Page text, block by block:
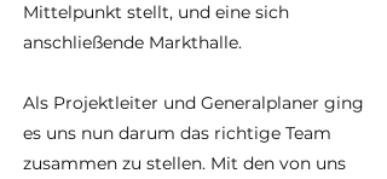
Mittelpunkt stellt, und eine sich
anschließende Markthalle.
Als Projektleiter und Generalplaner ging
es uns nun darum das richtige Team
zusammen zu stellen. Mit den von uns